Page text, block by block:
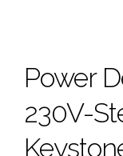
Power
230V-